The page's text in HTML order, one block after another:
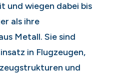
und wiegen dabei bis
als ihre
Metall. Sie sind
in Flugzeugen,
und